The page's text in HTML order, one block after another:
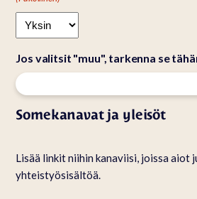
Jos valitsit "muu", tarkenna se
Somekanavat ja yleisöt
Lisää linkit niihin kanaviisi, joissa aiot
yhteistyösisältöä.